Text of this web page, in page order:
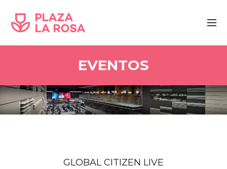
EVENTOS
GLOBAL CITIZEN LIVE